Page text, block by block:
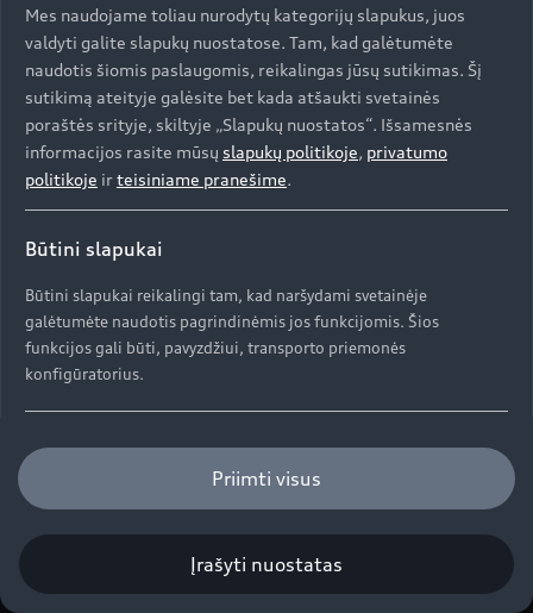
Naudoti Audi
Audi Lizingas
Serviso akcijos
Originalias atsargines dalis
Originalūs aksesuarai
Garantijos
Naujienos
Svarbi informacija mūsų klientams
Atšaukimas dėl oro pagalvių saugumo
Perdirbimas
Naujoji ES padangų ženklinimo etiketė
Pažangos istorijos
AUDI AG
Apie kompaniją (ENG)
Apie kompaniją (ENG)
Istorija (ENG)
Kontaktai
Prekybos atstovai ir serviso partneriai
Informacija apie importuotoją
Autorių teisės
Privatumo politika / Duomenų apsauga
Slapukų politika
„EU Data Act“
Mes naudojame toliau nurodytų kategorijų slapukus, juos
valdyti galite slapukų nuostatose. Tam, kad galėtumėte
naudotis šiomis paslaugomis, reikalingas jūsų sutikimas. Šį
sutikimą ateityje galėsite bet kada atšaukti svetainės
poraštės srityje, skiltyje „Slapukų nuostatos“. Išsamesnės
informacijos rasite mūsų slapukų politikoje, privatumo
politikoje irteisiniame pranešime.
Priimti visus
Įrašyti nuostatas
Būtini slapukai
Būtini slapukai reikalingi tam, kad naršydami svetainėje
galėtumėte naudotis pagrindinėmis jos funkcijomis. Šios
funkcijos gali būti, pavyzdžiui, transporto priemonės
konfigūratorius.
Funkciniai slapukai
Funkciniai slapukai leidžia rinkti ir saugoti naudotojo
svetainė būtų patogesnė naudotojui.